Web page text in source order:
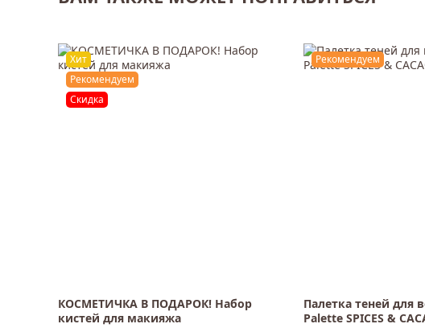
Хит
Рекомендуем
Скидка
КОСМЕТИЧКА В ПОДАРОК! Набор
кистей для макияжа
Рекомендуем
Палетка теней для
Palette SPICES &